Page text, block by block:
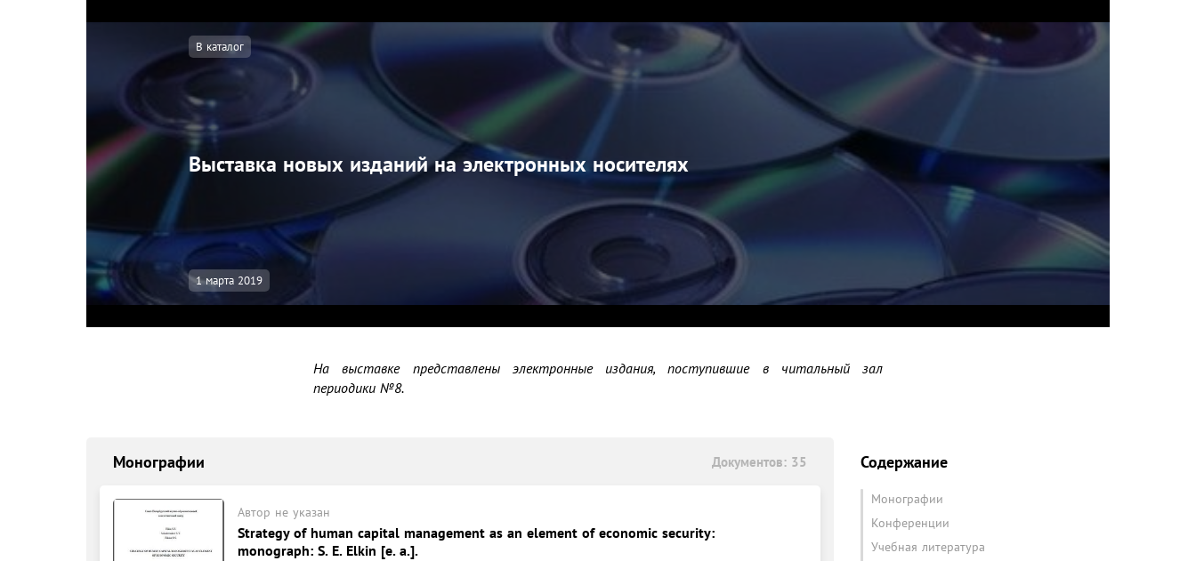
В каталог
Выставка новых изданий на электронных носителях
1 марта 2019
На выставке представлены электронные издания, поступившие в читальный зал
периодики №8.
Монографии Документов: 35
Автор не указан
Strategy of human capital management as an element of economic security:
monograph: S. E. Elkin [e. a.].
Содержание
Монографии
Конференции
Учебная литература